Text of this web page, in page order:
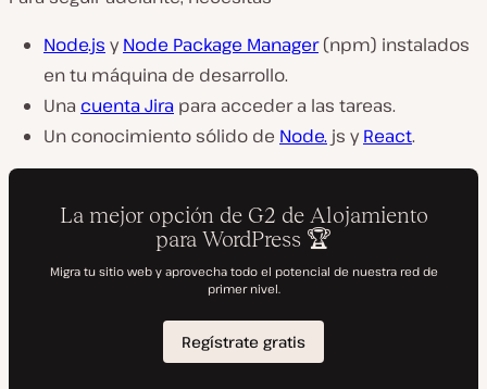
Node.js yNode Package Manager(npm) instalados
en tu máquina de desarrollo.
Una cuenta Jira para acceder a las tareas.
Un conocimiento sólido de Node. js yReact.